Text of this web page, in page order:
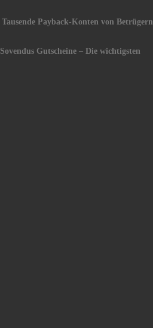
Tausende Payback-Konten von Betrügern
Sovendus Gutscheine – Die wichtigsten